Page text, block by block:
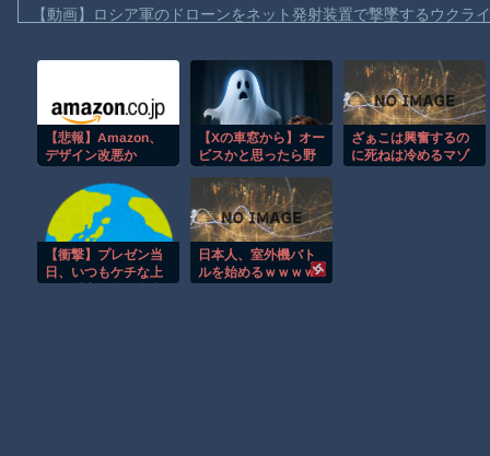
【動画】ロシア軍のドローンをネット発射装置で撃墜するウクラ
【動画】よく助けられたな。岐阜の川で外国人が溺れてしまう事
渡邊渚さん「私がPTSDと診断された当時、世間はまだPTSDと
【動画】自動ドアの仕組みを理解した富山のツバメが賢い。
【動画】高速道路を走行中の車からリアガラスが飛んでくる事故(
子供向け漫画、謎の闇の大会に参加しがち問題
【朗報】大人気漫画「GANTZ」がAmazonでなんと全巻100円ｗ
【悲報】Amazon、
デザイン改悪か
【Xの車窓から】オー
ビスかと思ったら野
か
ざぁこは興奮するの
に死ねは冷めるマゾ
【衝撃】プレゼン当
日、いつもケチな上
日本人、室外機バト
ルを始めるｗｗｗｗ